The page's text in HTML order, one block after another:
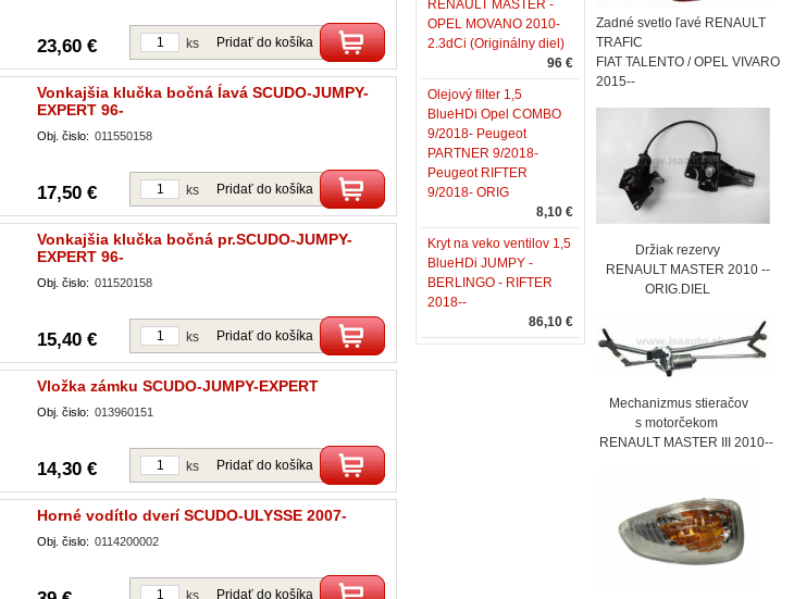
23,60 € Pridať do košíka
ks
Vonkajšia klučka bočná ĺavá SCUDO-JUMPY-
EXPERT 96-
Obj. čislo: 011550158
17,50 € Pridať do košíka
ks
Vonkajšia klučka bočná pr.SCUDO-JUMPY-
EXPERT 96-
Obj. čislo: 011520158
15,40 € Pridať do košíka
ks
Vložka zámku SCUDO-JUMPY-EXPERT
Obj. čislo: 013960151
14,30 € Pridať do košíka
ks
Horné vodítlo dverí SCUDO-ULYSSE 2007-
Obj. čislo: 0114200002
Pridať do košíka
ks
RENAULT MASTER -
OPEL MOVANO 2010-
2.3dCi (Originálny diel)
96 €
Olejový filter 1,5
BlueHDi Opel COMBO
9/2018- Peugeot
PARTNER 9/2018-
Peugeot RIFTER
9/2018- ORIG
8,10 €
Kryt na veko ventilov 1,5
BlueHDi JUMPY -
BERLINGO - RIFTER
2018--
86,10 €
Zadné svetlo ľavé RENAULT
TRAFIC
FIAT TALENTO / OPEL VIVARO
2015--
Držiak rezervy
RENAULT MASTER 2010 --
ORIG.DIEL
Mechanizmus stieračov
s motorčekom
RENAULT MASTER III 2010--